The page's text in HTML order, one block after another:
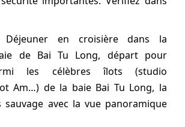
Déjeuner en croisière dans la
de Bai Tu Long, départ pour
les célèbres îlots (studio
Am…) de la baie Bai Tu Long, la
sauvage avec la vue panoramique